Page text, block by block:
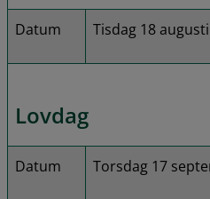
Datum Tisdag 18
Lovdag
Datum Torsdag 17